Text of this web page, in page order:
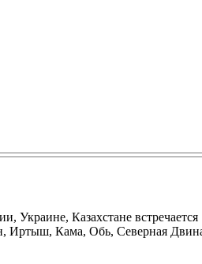
Украине, Казахстане встречается
Иртыш, Кама, Обь, Северная